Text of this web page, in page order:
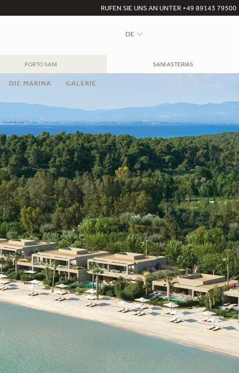
RUFEN SIE UNS AN UNTER +49 89143 79500
DIE MARINA GALERIE
DE
PORTO SANI SANI ASTERIAS